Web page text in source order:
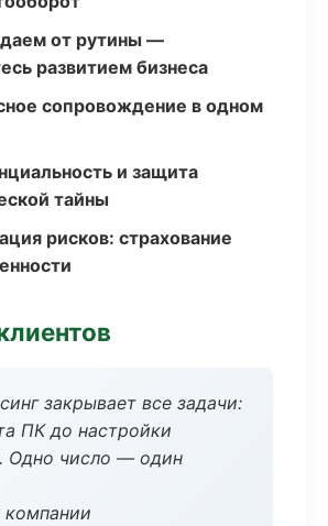
от рутины —
развитием бизнеса
сопровождение в одном
и защита
тайны
рисков: страхование
закрывает все задачи:
ПК до настройки
Одно число — один